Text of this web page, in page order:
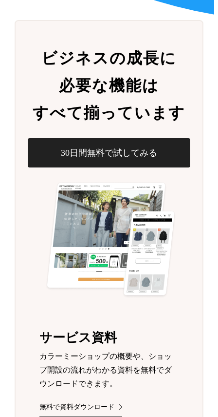
ビジネスの成長に
必要な機能は
すべて揃っています
30日間無料で試してみる
サービス資料
カラーミーショップの概要や、ショッ
プ開設の流れがわかる資料を無料でダ
ウンロードできます。
無料で資料ダウンロード